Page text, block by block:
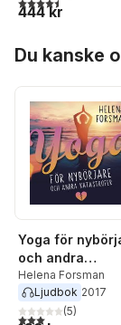
Bulik,Emma Forsén
Kihlander ,Virpi
Molin
Anna-Maria af
Sandeberg,
Sandell ,Ulf Wallin
444 kr
Du kanske
Yoga för
och andra
katastrofer
Helena Forsman
Ljudbok 2017
3,0utav 5 stjärnor.
(5)